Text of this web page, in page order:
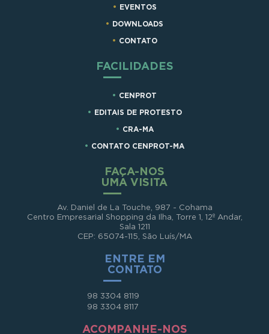
EVENTOS
DOWNLOADS
CONTATO
FACILIDADES
CENPROT
EDITAIS DE PROTESTO
CRA-MA
CONTATO CENPROT-MA
FAÇA-NOS
UMA VISITA
Av. Daniel de La Touche, 987 - Cohama
Centro Empresarial Shopping da Ilha, Torre 1, 12º Andar,
Sala 1211
CEP: 65074-115, São Luís/MA
ENTRE EM
CONTATO
98 3304 8119
98 3304 8117
ACOMPANHE-NOS